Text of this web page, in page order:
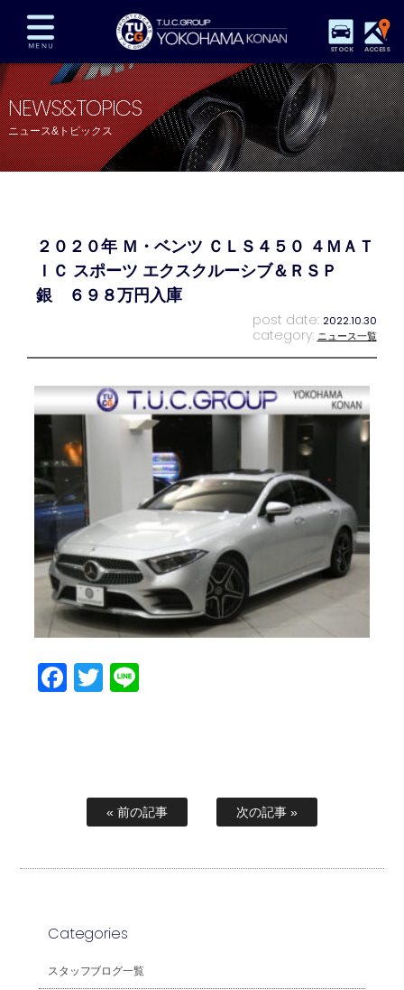
STOCK ACCESS
在庫車両情報 保証&サービス パーツリスト
TUCとは？ 店舗情報 アクセスマップ
全国納車 特別作業 注文販売
プライバシーポリシー スタッフblog 納車blog
NEWS&TOPICS
ニュース&トピックス
２０２０年 Ｍ・ベンツ ＣＬＳ４５０ ４ＭＡＴ
ＩＣ スポーツ エクスクルーシブ＆ＲＳＰ
銀 ６９８万円入庫
post date: 2022.10.30
category: ニュース一覧
Facebook
Twitter
« 前の記事 次の記事 »
Categories
スタッフブログ一覧